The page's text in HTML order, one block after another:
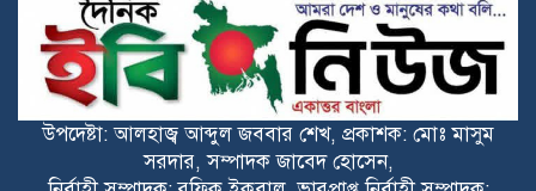
বাংলাদেশ প্রেসক্লাব ইউএইর সভাপতিতে
সংবর্ধনা
ফরিদপুরের আলফাডাঙ্গায় বাজার বণিক
সমিতির নতুন আহ্বায়ক কমিটি গঠন
উপদেষ্টা: আলহাজ্ব আব্দুল জববার শেখ, প্রকাশক: মোঃ মাসুম
সরদার, সম্পাদক জাবেদ হোসেন,